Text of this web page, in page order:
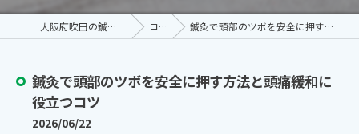
大阪府吹田の鍼灸なら安藤鍼灸院 コラム 鍼灸で頭部のツボを安全に押す方法と頭痛緩和に役立つコツ
鍼灸で頭部のツボを安全に押す方法と頭痛緩和に
役立つコツ
2026/06/22